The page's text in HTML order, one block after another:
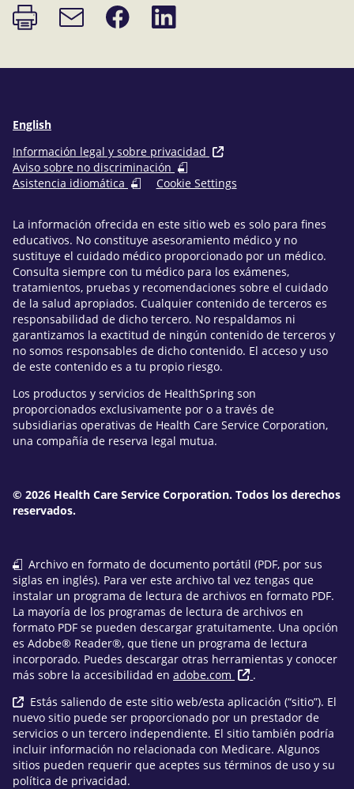
Imprimir
página
Enlace
de
Compartir
en
Compartir
en
English
Información legal y sobre privacidad
Aviso sobre no discriminación
Asistencia idiomática
Cookie Settings
La información ofrecida en este sitio web es solo para fines
educativos. No constituye asesoramiento médico y no
sustituye el cuidado médico proporcionado por un médico.
Consulta siempre con tu médico para los exámenes,
tratamientos, pruebas y recomendaciones sobre el cuidado
de la salud apropiados. Cualquier contenido de terceros es
responsabilidad de dicho tercero. No respaldamos ni
garantizamos la exactitud de ningún contenido de terceros y
no somos responsables de dicho contenido. El acceso y uso
de este contenido es a tu propio riesgo.
Los productos y servicios de HealthSpring son
proporcionados exclusivamente por o a través de
subsidiarias operativas de Health Care Service Corporation,
una compañía de reserva legal mutua.
© 2026 Health Care Service Corporation. Todos los derechos
reservados.
Archivo en formato de documento portátil (PDF, por sus
siglas en inglés). Para ver este archivo tal vez tengas que
instalar un programa de lectura de archivos en formato PDF.
La mayoría de los programas de lectura de archivos en
formato PDF se pueden descargar gratuitamente. Una opción
es Adobe® Reader®, que tiene un programa de lectura
incorporado. Puedes descargar otras herramientas y conocer
más sobre la accesibilidad en adobe.com
.
Estás saliendo de este sitio web/esta aplicación (“sitio”). El
nuevo sitio puede ser proporcionado por un prestador de
servicios o un tercero independiente. El sitio también podría
incluir información no relacionada con Medicare. Algunos
sitios pueden requerir que aceptes sus términos de uso y su
política de privacidad.